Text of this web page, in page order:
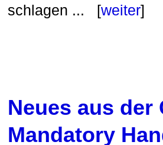
schlagen ... [weiter]
Neues aus der
Mandatory